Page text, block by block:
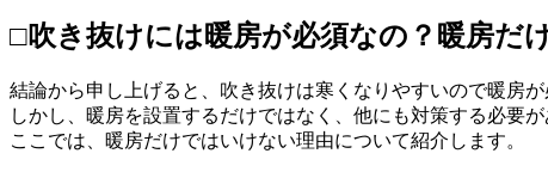
□吹き抜けには暖房が必須なの？暖房だ
結論から申し上げると、吹き抜けは寒くなりやすいので暖房が
しかし、暖房を設置するだけではなく、他にも対策する必要が
ここでは、暖房だけではいけない理由について紹介します。